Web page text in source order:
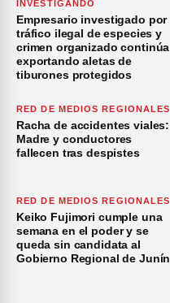
INVESTIGANDO
Empresario investigado por
tráfico ilegal de especies y
crimen organizado continúa
exportando aletas de
tiburones protegidos
RED DE MEDIOS REGIONALES
Racha de accidentes viales:
Madre y conductores
fallecen tras despistes
RED DE MEDIOS REGIONALES
Keiko Fujimori cumple una
semana en el poder y se
queda sin candidata al
Gobierno Regional de Junín